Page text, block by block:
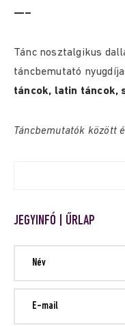
—–
Tánc nosztalgikus
táncbemutató
táncok, latin táncok,
Táncbemutatók között
JEGYINFÓ | ŰRLAP